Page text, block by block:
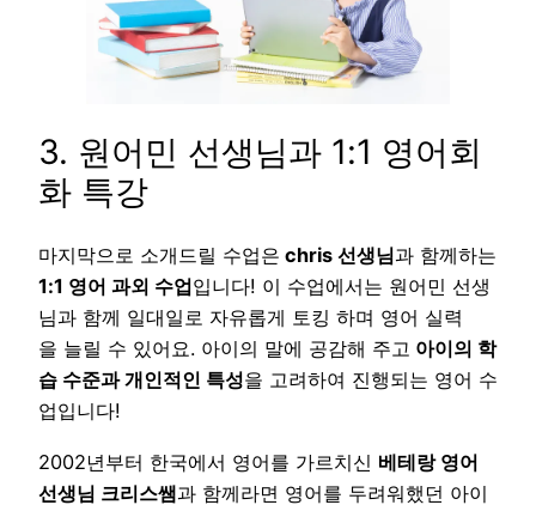
3. 원어민 선생님과 1:1 영어회
화 특강
마지막으로 소개드릴 수업은 chris 선생님과 함께하는
1:1 영어 과외 수업입니다! 이 수업에서는 원어민 선생
님과 함께 일대일로 자유롭게 토킹 하며 영어 실력
을 늘릴 수 있어요. 아이의 말에 공감해 주고 아이의 학
습 수준과 개인적인 특성을 고려하여 진행되는 영어 수
업입니다!
2002년부터 한국에서 영어를 가르치신 베테랑 영어
선생님 크리스쌤과 함께라면 영어를 두려워했던 아이